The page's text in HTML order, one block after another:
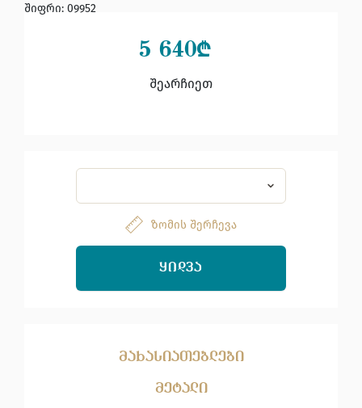
შიფრი: 09952
5 640₾
შეარჩიეთ
ზომის შერჩევა
ᲧᲘᲓᲕᲐ
მახასიათებლები
მეტალი